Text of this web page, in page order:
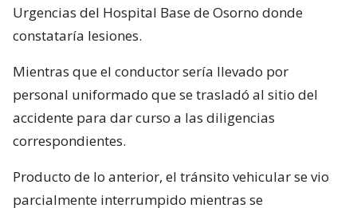
Urgencias del Hospital Base de Osorno donde
constataría lesiones.
Mientras que el conductor sería llevado por
personal uniformado que se trasladó al sitio del
accidente para dar curso a las diligencias
correspondientes.
Producto de lo anterior, el tránsito vehicular se vio
parcialmente interrumpido mientras se